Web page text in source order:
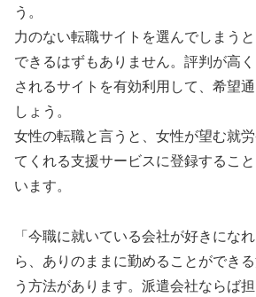
う。
力のない転職サイトを選んでしまう
できるはずもありません。評判が高
されるサイトを有効利用して、希望
しょう。
女性の転職と言うと、女性が望む就
てくれる支援サービスに登録するこ
います。
「今職に就いている会社が好きにな
ら、ありのままに勤めることができ
う方法があります。派遣会社ならば